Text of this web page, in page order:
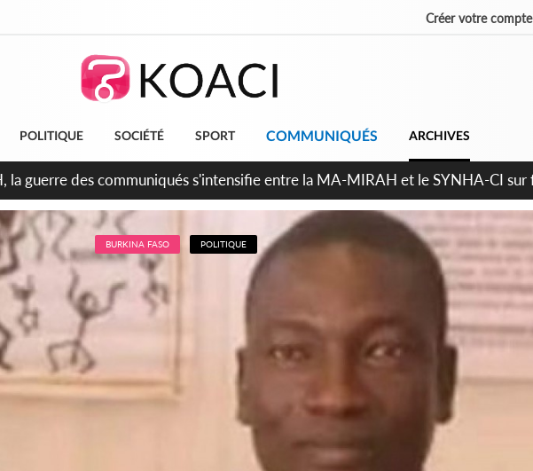
Créer votre compte
POLITIQUE SOCIÉTÉ SPORT COMMUNIQUÉS ARCHIVES
2026, Thiam plaide pour un environnement démocratique plus apaisé
BURKINA FASO POLITIQUE